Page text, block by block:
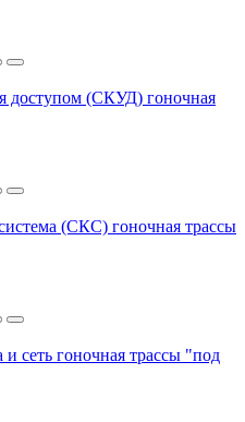
доступом (СКУД) гоночная
(СКС) гоночная трассы
и сеть гоночная трассы "под